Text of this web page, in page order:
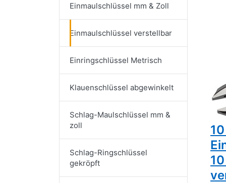
Einmaulschlüssel mm & Zoll
Einmaulschlüssel verstellbar
Einringschlüssel Metrisch
Klauenschlüssel abgewinkelt
Schlag-Maulschlüssel mm &
zoll
Schlag-Ringschlüssel
gekröpft